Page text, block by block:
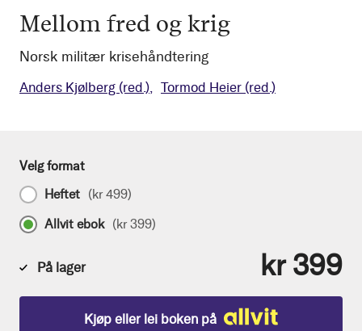
Mellom fred og krig
Norsk militær krisehåndtering
Anders Kjølberg (red.) Tormod Heier (red.)
Velg format
Heftet (kr 499)
Allvit ebok (kr 399)
På lager kr 399
Kjøp eller lei boken på